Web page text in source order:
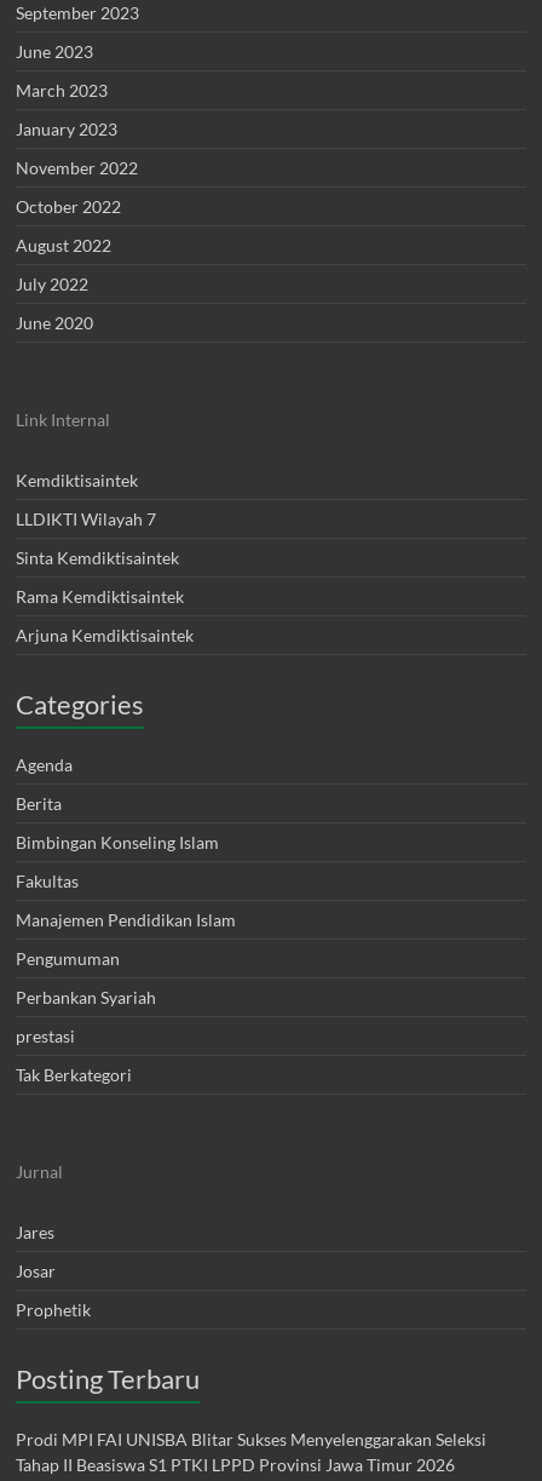
September 2023
June 2023
March 2023
January 2023
November 2022
October 2022
August 2022
July 2022
June 2020
Link Internal
Kemdiktisaintek
LLDIKTI Wilayah 7
Sinta Kemdiktisaintek
Rama Kemdiktisaintek
Arjuna Kemdiktisaintek
Categories
Agenda
Berita
Bimbingan Konseling Islam
Fakultas
Manajemen Pendidikan Islam
Pengumuman
Perbankan Syariah
prestasi
Tak Berkategori
Jurnal
Jares
Josar
Prophetik
Posting Terbaru
Prodi MPI FAI UNISBA Blitar Sukses Menyelenggarakan Seleksi
Tahap II Beasiswa S1 PTKI LPPD Provinsi Jawa Timur 2026